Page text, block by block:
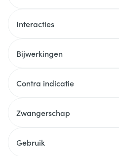
Interacties
Bijwerkingen
Contra indicatie
Zwangerschap
Gebruik